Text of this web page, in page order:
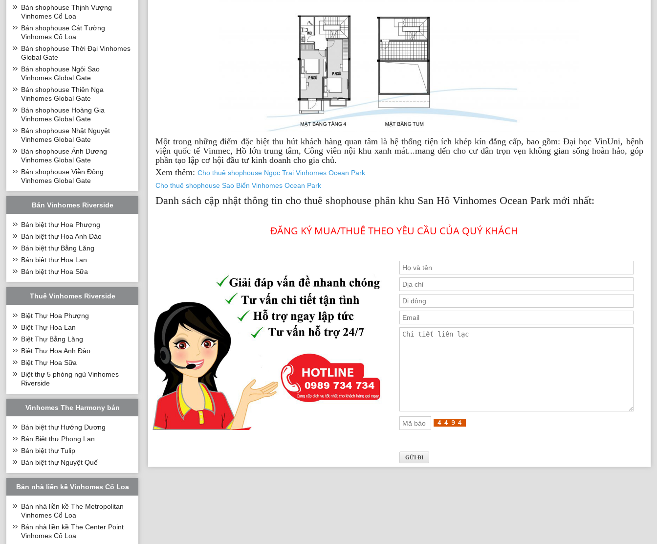
Một trong những điểm đặc biệt thu hút khách hàng quan tâm là hệ thống tiện ích khép kín đẳng cấp, bao gồm: Đại học VinUni, bệnh
viện quốc tế Vinmec, Hồ lớn trung tâm, Công viên nội khu xanh mát...mang đến cho cư dân trọn vẹn không gian sống hoàn hảo, góp
phần tạo lập cơ hội đầu tư kinh doanh cho gia chủ.
Xem thêm:Cho thuê shophouse Ngọc Trai Vinhomes Ocean Park
Cho thuê shophouse Sao Biển Vinhomes Ocean Park
Danh sách cập nhật thông tin cho thuê shophouse phân khu San Hô Vinhomes Ocean Park mới nhất:
ĐĂNG KÝ MUA/THUÊ THEO YÊU CẦU CỦA QUÝ KHÁCH
Bán shophouse Thịnh Vượng
Vinhomes Cổ Loa
Bán shophouse Cát Tường
Vinhomes Cổ Loa
Bán shophouse Thời Đại Vinhomes
Global Gate
Bán shophouse Ngôi Sao
Vinhomes Global Gate
Bán shophouse Thiên Nga
Vinhomes Global Gate
Bán shophouse Hoàng Gia
Vinhomes Global Gate
Bán shophouse Nhật Nguyệt
Vinhomes Global Gate
Bán shophouse Ánh Dương
Vinhomes Global Gate
Bán shophouse Viễn Đông
Vinhomes Global Gate
Bán Vinhomes Riverside
Bán biệt thự Hoa Phượng
Bán biệt thự Hoa Anh Đào
Bán biệt thự Bằng Lăng
Bán biệt thự Hoa Lan
Bán biệt thự Hoa Sữa
Thuê Vinhomes Riverside
Biệt Thự Hoa Phượng
Biệt Thự Hoa Lan
Biệt Thự Bằng Lăng
Biệt Thự Hoa Anh Đào
Biệt Thự Hoa Sữa
Biệt thự 5 phòng ngủ Vinhomes
Riverside
Vinhomes The Harmony bán
Bán biệt thự Hướng Dương
Bán Biệt thự Phong Lan
Bán biệt thự Tulip
Bán biệt thự Nguyệt Quế
Bán nhà liền kề Vinhomes Cổ Loa
Bán nhà liền kề The Metropolitan
Vinhomes Cổ Loa
Bán nhà liền kề The Center Point
Vinhomes Cổ Loa